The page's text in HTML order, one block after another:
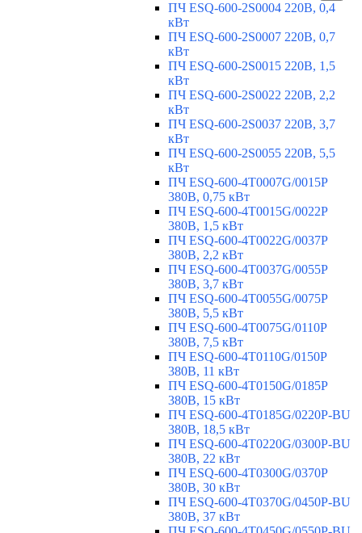
ПЧ ESQ-600-2S0004 220В, 0,4
кВт
ПЧ ESQ-600-2S0007 220В, 0,7
кВт
ПЧ ESQ-600-2S0015 220В, 1,5
кВт
ПЧ ESQ-600-2S0022 220В, 2,2
кВт
ПЧ ESQ-600-2S0037 220В, 3,7
кВт
ПЧ ESQ-600-2S0055 220В, 5,5
кВт
ПЧ ESQ-600-4T0007G/0015P
380В, 0,75 кВт
ПЧ ESQ-600-4T0015G/0022P
380В, 1,5 кВт
ПЧ ESQ-600-4T0022G/0037P
380В, 2,2 кВт
ПЧ ESQ-600-4T0037G/0055P
380В, 3,7 кВт
ПЧ ESQ-600-4T0055G/0075P
380В, 5,5 кВт
ПЧ ESQ-600-4T0075G/0110P
380В, 7,5 кВт
ПЧ ESQ-600-4T0110G/0150P
380В, 11 кВт
ПЧ ESQ-600-4T0150G/0185P
380В, 15 кВт
ПЧ ESQ-600-4T0185G/0220P-BU
380В, 18,5 кВт
ПЧ ESQ-600-4T0220G/0300P-BU
380В, 22 кВт
ПЧ ESQ-600-4T0300G/0370P
380В, 30 кВт
ПЧ ESQ-600-4T0370G/0450P-BU
380В, 37 кВт